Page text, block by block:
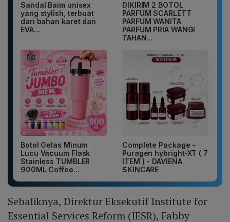
Sandal Baim unisex
yang stylish, terbuat
dari bahan karet dan
EVA...
DIKIRIM 2 BOTOL
PARFUM SCARLETT
PARFUM WANITA
PARFUM PRIA WANGI
TAHAN...
Botol Gelas Minum
Lucu Vacuum Flask
Stainless TUMBLER
900ML Coffee...
Complete Package -
Puragen hybright-XT ( 7
ITEM ) - DAVIENA
SKINCARE
Sebaliknya, Direktur Eksekutif Institute for
Essential Services Reform (IESR), Fabby